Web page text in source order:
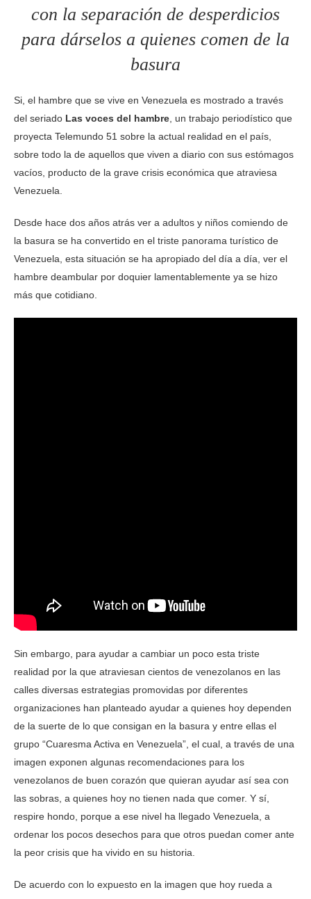
con la separación de desperdicios
para dárselos a quienes comen de la
basura
Si, el hambre que se vive en Venezuela es mostrado a través
del seriado Las voces del hambre , un trabajo periodístico que
proyecta Telemundo 51 sobre la actual realidad en el país,
sobre todo la de aquellos que viven a diario con sus estómagos
vacíos, producto de la grave crisis económica que atraviesa
Venezuela.
Desde hace dos años atrás ver a adultos y niños comiendo de
la basura se ha convertido en el triste panorama turístico de
Venezuela, esta situación se ha apropiado del día a día, ver el
hambre deambular por doquier lamentablemente ya se hizo
más que cotidiano.
Sin embargo, para ayudar a cambiar un poco esta triste
realidad por la que atraviesan cientos de venezolanos en las
calles diversas estrategias promovidas por diferentes
organizaciones han planteado ayudar a quienes hoy dependen
de la suerte de lo que consigan en la basura y entre ellas el
grupo “Cuaresma Activa en Venezuela”, el cual, a través de una
imagen exponen algunas recomendaciones para los
venezolanos de buen corazón que quieran ayudar así sea con
las sobras, a quienes hoy no tienen nada que comer. Y sí,
respire hondo, porque a ese nivel ha llegado Venezuela, a
ordenar los pocos desechos para que otros puedan comer ante
la peor crisis que ha vivido en su historia.
De acuerdo con lo expuesto en la imagen que hoy rueda a